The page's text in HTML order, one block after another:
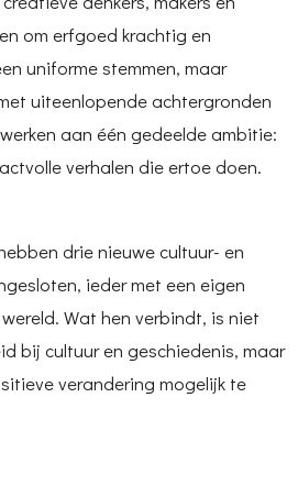
om erfgoed krachtig en
uniforme stemmen, maar
uiteenlopende achtergronden
aan één gedeelde ambitie:
verhalen die ertoe doen.
drie nieuwe cultuur- en
ieder met een eigen
Wat hen verbindt, is niet
bij cultuur en geschiedenis, maar
verandering mogelijk te